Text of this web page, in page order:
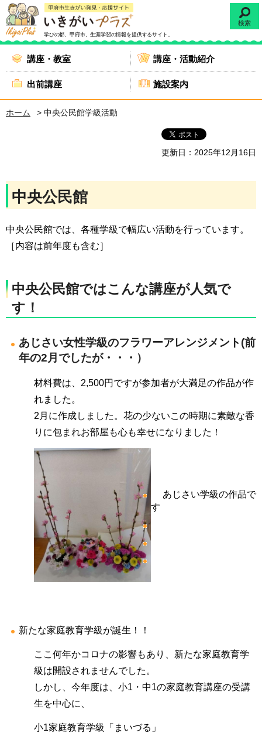
学びの都、甲府市。生涯学習の情報を提供するサイト。
検索
講座・教室 講座・活動紹介
出前講座 施設案内
ホーム > 中央公民館学級活動
更新日：2025年12月16日
中央公民館
中央公民館では、各種学級で幅広い活動を行っています。
［内容は前年度も含む］
中央公民館ではこんな講座が人気で
す！
あじさい女性学級のフラワーアレンジメント(前
年の2月でしたが・・・）
材料費は、2,500円ですが参加者が大満足の作品が作
れました。
2月に作成しました。花の少ないこの時期に素敵な香
りに包まれお部屋も心も幸せになりました！
あじさい学級の作品で
す
新たな家庭教育学級が誕生！！
ここ何年かコロナの影響もあり、新たな家庭教育学
級は開設されませんでした。
しかし、今年度は、小1・中1の家庭教育講座の受講
生を中心に、
小1家庭教育学級「まいづる」